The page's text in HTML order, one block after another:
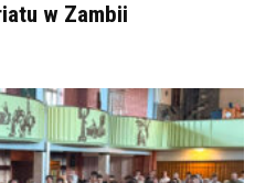
w Zambii